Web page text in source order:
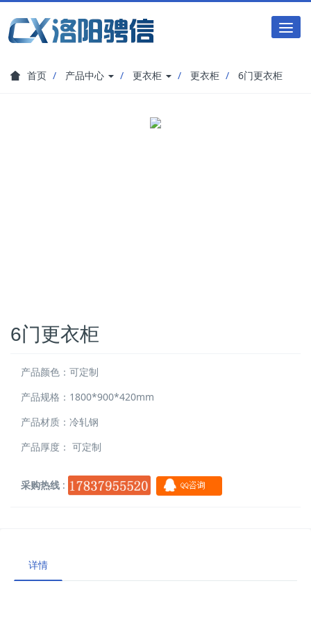
首页 产品中心 更衣柜 更衣柜 6门更衣柜
6门更衣柜
产品颜色：可定制
产品规格：1800*900*420mm
产品材质：冷轧钢
产品厚度： 可定制
采购热线 :
详情